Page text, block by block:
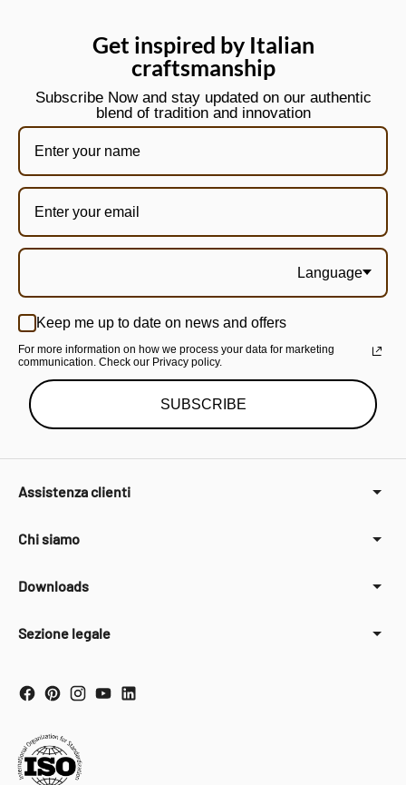
Get inspired by Italian
craftsmanship
Subscribe Now and stay updated on our authentic
blend of tradition and innovation
Language
Keep me up to date on news and offers
For more information on how we process your data for marketing
communication. Check our Privacy policy.
SUBSCRIBE
Assistenza clienti
Chi siamo
Downloads
Sezione legale